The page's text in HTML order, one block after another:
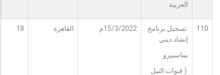
العربية
110
تسجيل برنامج
إنشاد ديني
بماسبيرو
( قنوات النيل
15/3/2022م القاهرة 18